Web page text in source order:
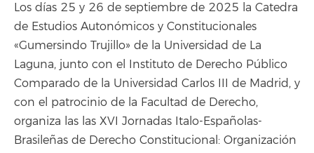
Los días 25 y 26 de septiembre de 2025 la Catedra
de Estudios Autonómicos y Constitucionales
«Gumersindo Trujillo» de la Universidad de La
Laguna, junto con el Instituto de Derecho Público
Comparado de la Universidad Carlos III de Madrid, y
con el patrocinio de la Facultad de Derecho,
organiza las las XVI Jornadas Italo-Españolas-
Brasileñas de Derecho Constitucional: Organización